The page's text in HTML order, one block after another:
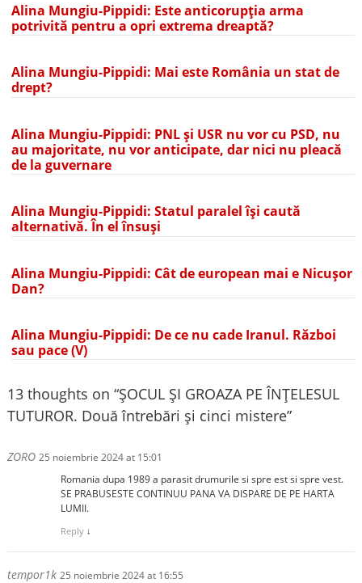
Alina Mungiu-Pippidi: Este anticorupția arma
potrivită pentru a opri extrema dreaptă?
Alina Mungiu-Pippidi: Mai este România un stat de
drept?
Alina Mungiu-Pippidi: PNL și USR nu vor cu PSD, nu
au majoritate, nu vor anticipate, dar nici nu pleacă
de la guvernare
Alina Mungiu-Pippidi: Statul paralel își caută
alternativă. În el însuși
Alina Mungiu-Pippidi: Cât de european mai e Nicușor
Dan?
Alina Mungiu-Pippidi: De ce nu cade Iranul. Război
sau pace (V)
13 thoughts on “ȘOCUL ȘI GROAZA PE ÎNȚELESUL
TUTUROR. Două întrebări și cinci mistere”
ZORO 25 noiembrie 2024 at 15:01
Romania dupa 1989 a parasit drumurile si spre est si spre vest.
SE PRABUSESTE CONTINUU PANA VA DISPARE DE PE HARTA
LUMII.
Reply ↓
tempor1k 25 noiembrie 2024 at 16:55